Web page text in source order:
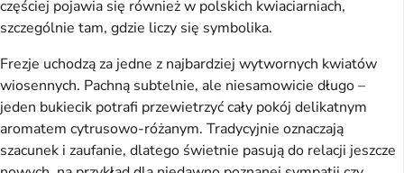
częściej pojawia się również w polskich kwiaciarniach,
szczególnie tam, gdzie liczy się symbolika.
Frezje uchodzą za jedne z najbardziej wytwornych kwiatów
wiosennych. Pachną subtelnie, ale niesamowicie długo –
jeden bukiecik potrafi przewietrzyć cały pokój delikatnym
aromatem cytrusowo-różanym. Tradycyjnie oznaczają
szacunek i zaufanie, dlatego świetnie pasują do relacji jeszcze